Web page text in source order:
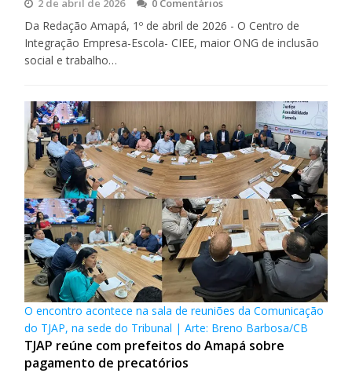
2 de abril de 2026 0 Comentários
Da Redação Amapá, 1º de abril de 2026 - O Centro de
Integração Empresa-Escola- CIEE, maior ONG de inclusão
social e trabalho…
O encontro acontece na sala de reuniões da Comunicação
do TJAP, na sede do Tribunal | Arte: Breno Barbosa/CB
TJAP reúne com prefeitos do Amapá sobre
pagamento de precatórios